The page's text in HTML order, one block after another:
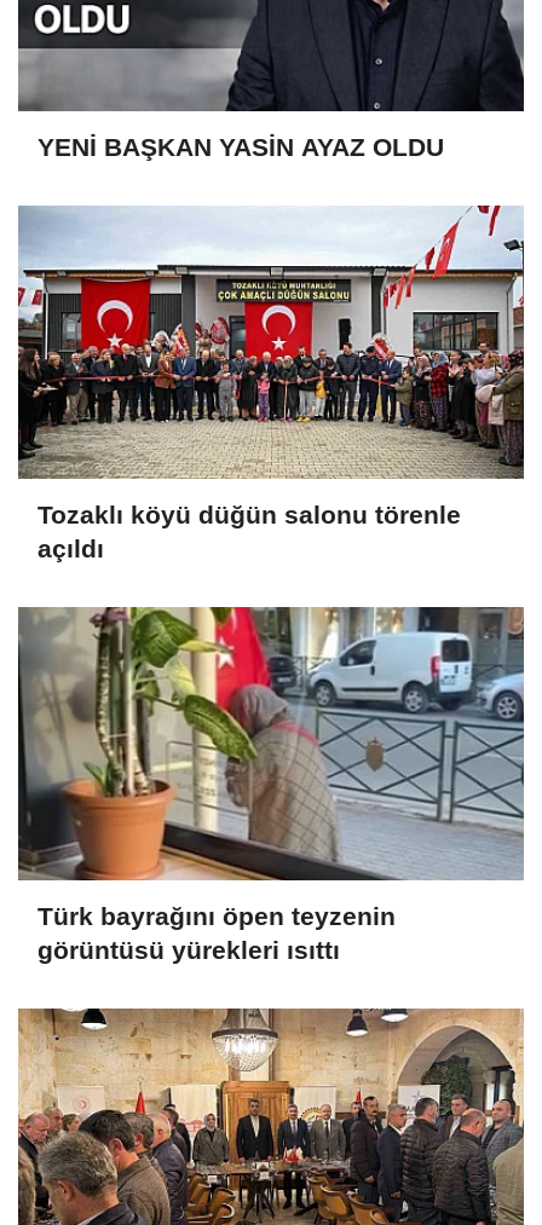
YENİ BAŞKAN YASİN AYAZ OLDU
Tozaklı köyü düğün salonu törenle
açıldı
Türk bayrağını öpen teyzenin
görüntüsü yürekleri ısıttı